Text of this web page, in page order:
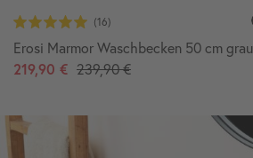
Erosi Marmor Waschbecken 50 cm grau
219,90 € 239,90 €